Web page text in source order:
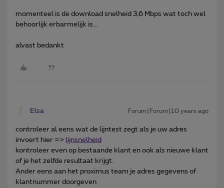
momenteel is de download snelheid 3,6 Mbps wat toch wel
behoorlijk erbarmelijk is...
alvast bedankt
Elsa Forum|Forum|10 years ago
controleer al eens wat de lijntest zegt als je uw adres
invoert hier => lijnsnelheid
kontroleer even op bestaande klant en ook als nieuwe klant
of je het zelfde resultaat krijgt.
Ander eens aan het proximus team je adres gegevens of
klantnummer doorgeven